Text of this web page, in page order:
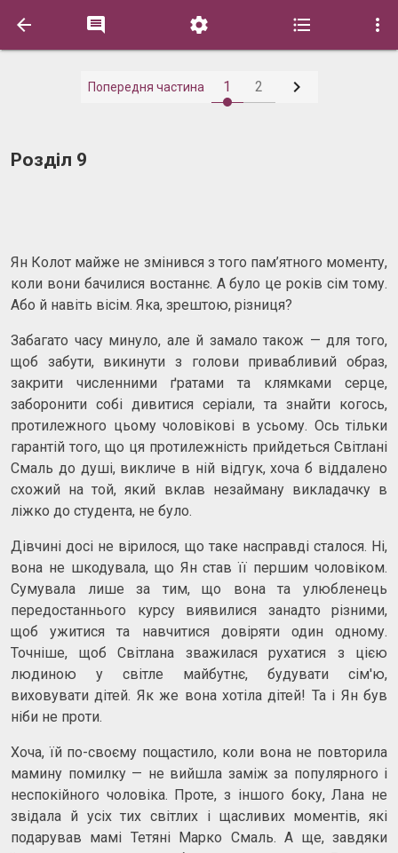
    
Попередня частина 1 2 
Розділ 9
Ян Колот майже не змінився з того пам’ятного моменту,
коли вони бачилися востаннє. А було це років сім тому.
Або й навіть вісім. Яка, зрештою, різниця?
Забагато часу минуло, але й замало також — для того,
щоб забути, викинути з голови привабливий образ,
закрити численними ґратами та клямками серце,
заборонити собі дивитися серіали, та знайти когось,
протилежного цьому чоловікові в усьому. Ось тільки
гарантій того, що ця протилежність прийдеться Світлані
Смаль до душі, викличе в ній відгук, хоча б віддалено
схожий на той, який вклав незайману викладачку в
ліжко до студента, не було.
Дівчині досі не вірилося, що таке насправді сталося. Ні,
вона не шкодувала, що Ян став її першим чоловіком.
Сумувала лише за тим, що вона та улюбленець
передостаннього курсу виявилися занадто різними,
щоб ужитися та навчитися довіряти один одному.
Точніше, щоб Світлана зважилася рухатися з цією
людиною у світле майбутнє, будувати сім'ю,
виховувати дітей. Як же вона хотіла дітей! Та і Ян був
ніби не проти.
Хоча, їй по-своєму пощастило, коли вона не повторила
мамину помилку — не вийшла заміж за популярного і
неспокійного чоловіка. Проте, з іншого боку, Лана не
звідала й усіх тих світлих і щасливих моментів, які
подарував мамі Тетяні Марко Смаль. А ще, завдяки